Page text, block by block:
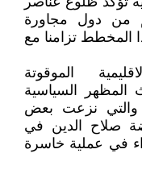
من دول مجاورة
المخطط تزامنا مع
الموقوتة
المظهر السياسية
والتي نزعت بعض
صلاح الدين في
في عملية خاسرة